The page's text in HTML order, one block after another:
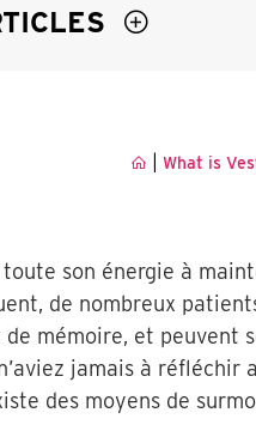
What is
son énergie à
de nombreux
mémoire, et
jamais à
des moyens de